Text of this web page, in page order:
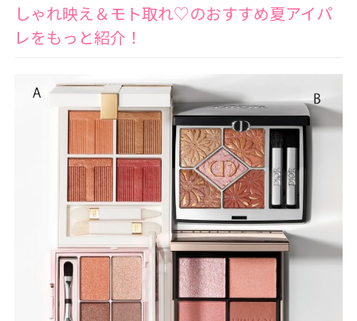
しゃれ映え＆モト取れ♡のおすすめ夏アイパ
レをもっと紹介！